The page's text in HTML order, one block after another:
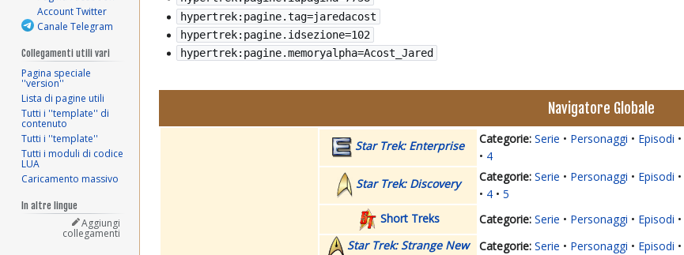
hypertrek:pagine.tag=jaredacost
hypertrek:pagine.idsezione=102
hypertrek:pagine.memoryalpha=Acost_Jared
Navigatore Globale
Star Trek: Enterprise Serie Personaggi Episodi
4
Star Trek: Discovery
Serie Personaggi Episodi
4
5
Short Treks
Serie Personaggi Episodi
Star Trek: Strange New
Serie Personaggi Episodi
Account Twitter
Canale Telegram
Collegamenti utili vari
Pagina speciale
''version''
Lista di pagine utili
Tutti i ''template'' di
contenuto
Tutti i ''template''
Tutti i moduli di codice
LUA
Caricamento massivo
In altre lingue
Aggiungi
collegamenti